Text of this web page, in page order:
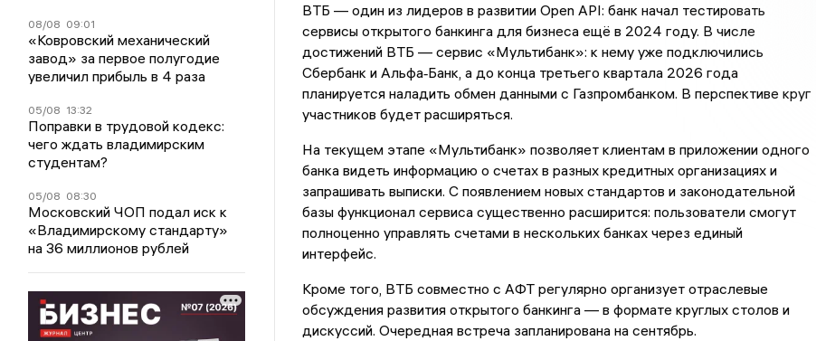
08/08 09:01
«Ковровский механический
завод» за первое полугодие
увеличил прибыль в 4 раза
05/08 13:32
Поправки в трудовой кодекс:
чего ждать владимирским
студентам?
05/08 08:30
Московский ЧОП подал иск к
«Владимирскому стандарту»
на 36 миллионов рублей
ВТБ — один из лидеров в развитии Open API: банк начал тестировать
сервисы открытого банкинга для бизнеса ещё в 2024 году. В числе
достижений ВТБ — сервис «Мультибанк»: к нему уже подключились
Сбербанк и Альфа‑Банк, а до конца третьего квартала 2026 года
планируется наладить обмен данными с Газпромбанком. В перспективе круг
участников будет расширяться.
На текущем этапе «Мультибанк» позволяет клиентам в приложении одного
банка видеть информацию о счетах в разных кредитных организациях и
запрашивать выписки. С появлением новых стандартов и законодательной
базы функционал сервиса существенно расширится: пользователи смогут
полноценно управлять счетами в нескольких банках через единый
интерфейс.
Кроме того, ВТБ совместно с АФТ регулярно организует отраслевые
обсуждения развития открытого банкинга — в формате круглых столов и
дискуссий. Очередная встреча запланирована на сентябрь.